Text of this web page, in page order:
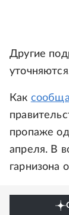
Другие
Как
пропаже
апреля. В
гарнизона